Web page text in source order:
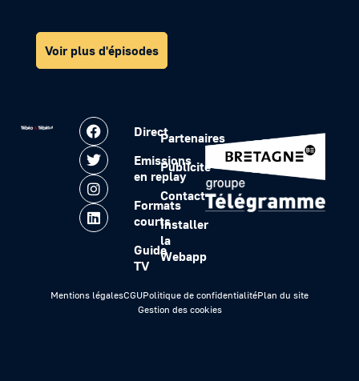
Voir plus d'épisodes
Direct
Emissions
en replay
Formats
courts
Guide
TV
Partenaires
Publicité
Contact
Installer
la
Webapp
Mentions légalesCGUPolitique de confidentialitéPlan du site
Gestion des cookies